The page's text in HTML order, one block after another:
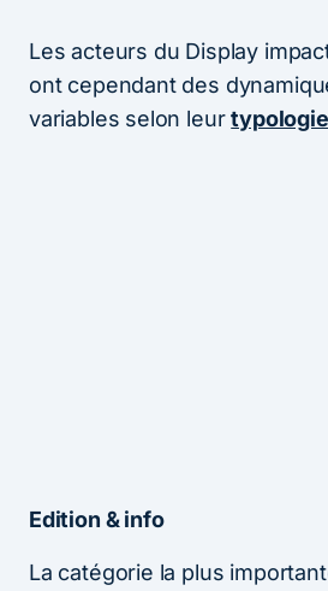
Les acteurs du Display
ont cependant des
variables selon leurtypologie
Edition & info
La catégorie la plus